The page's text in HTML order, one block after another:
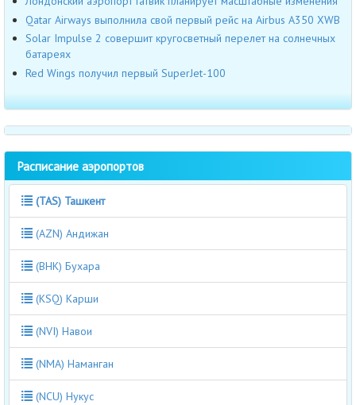
Qatar Airways выполнила свой первый рейс на Airbus A350 XWB
Solar Impulse 2 совершит кругосветный перелет на солнечных
батареях
Red Wings получил первый SuperJet-100
Расписание аэропортов
(TAS) Ташкент
(AZN) Андижан
(BHK) Бухара
(KSQ) Карши
(NVI) Навои
(NMA) Наманган
(NCU) Нукус